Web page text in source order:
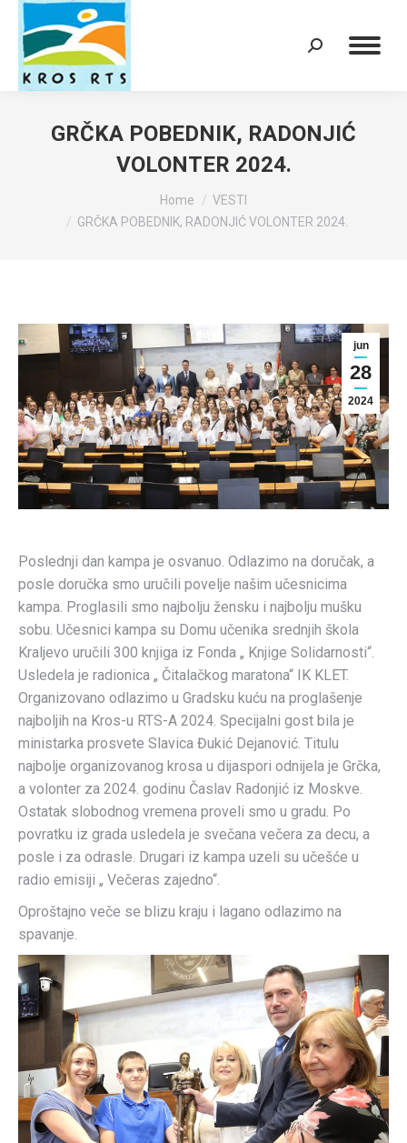
Search:
GRČKA POBEDNIK, RADONJIĆ
VOLONTER 2024.
Home
VESTI
GRČKA POBEDNIK, RADONJIĆ VOLONTER 2024.
jun
28
2024
Poslednji dan kampa je osvanuo. Odlazimo na doručak, a
posle doručka smo uručili povelje našim učesnicima
kampa. Proglasili smo najbolju žensku i najbolju mušku
sobu. Učesnici kampa su Domu učenika srednjih škola
Kraljevo uručili 300 knjiga iz Fonda „ Knjige Solidarnosti“.
Usledela je radionica „ Čitalačkog maratona“ IK KLET.
Organizovano odlazimo u Gradsku kuću na proglašenje
najboljih na Kros-u RTS-A 2024. Specijalni gost bila je
ministarka prosvete Slavica Đukić Dejanović. Titulu
najbolje organizovanog krosa u dijaspori odnijela je Grčka,
a volonter za 2024. godinu Časlav Radonjić iz Moskve.
Ostatak slobodnog vremena proveli smo u gradu. Po
povratku iz grada usledela je svečana večera za decu, a
posle i za odrasle. Drugari iz kampa uzeli su učešće u
radio emisiji „ Večeras zajedno“.
Oproštajno veče se blizu kraju i lagano odlazimo na
spavanje.